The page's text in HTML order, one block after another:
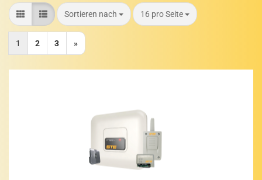
Sortieren nach
Sortieren nach 16 pro Seite
pro Seite
1 2 3 »